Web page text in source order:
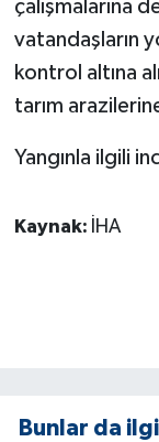
çalışmalarına
vatandaşların
kontrol altına
tarım
Yangınla ilgili
Kaynak: İHA
Bunlar da
Turizm
ÜLKE
YAŞAM
YEREL